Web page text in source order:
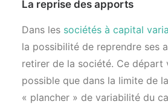
La reprise des apports
Dans les sociétés à capital
la possibilité de reprendre ses
retirer de la société. Ce départ
possible que dans la limite de
« plancher » de variabilité du